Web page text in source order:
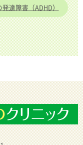
達障害（ADHD）